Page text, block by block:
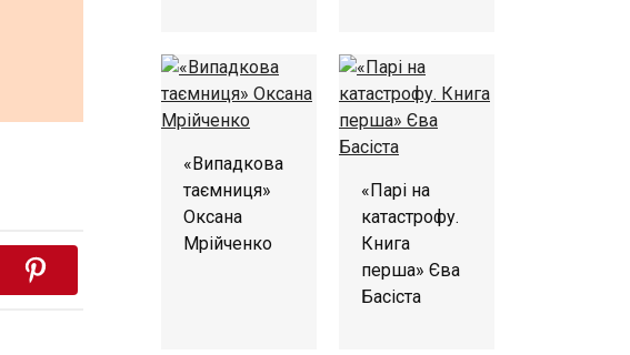
«Випадкова
таємниця»
Оксана
Мрійченко
«Парі на
катастрофу.
Книга
перша» Єва
Басіста